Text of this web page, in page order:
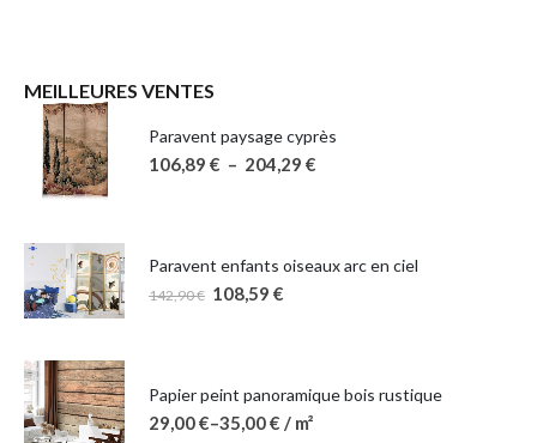
MEILLEURES VENTES
Paravent paysage cyprès
106,89 € – 204,29 €
Paravent enfants oiseaux arc en ciel
142,90€ 108,59 €
Papier peint panoramique bois rustique
29,00€–35,00€ / m²